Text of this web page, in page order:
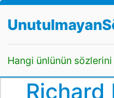
Hangi ünlünün sözlerini
Richard